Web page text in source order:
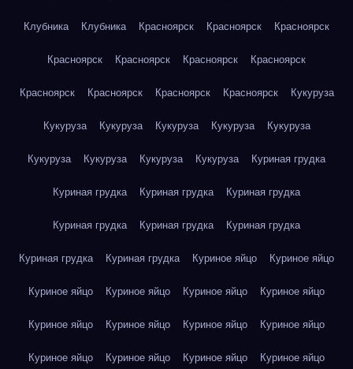
Клубника Клубника Красноярск Красноярск Красноярск
Красноярск Красноярск Красноярск Красноярск
Красноярск Красноярск Красноярск Красноярск Кукуруза
Кукуруза Кукуруза Кукуруза Кукуруза Кукуруза
Кукуруза Кукуруза Кукуруза Кукуруза Куриная грудка
Куриная грудка Куриная грудка Куриная грудка
Куриная грудка Куриная грудка Куриная грудка
Куриная грудка Куриная грудка Куриное яйцо Куриное яйцо
Куриное яйцо Куриное яйцо Куриное яйцо Куриное яйцо
Куриное яйцо Куриное яйцо Куриное яйцо Куриное яйцо
Куриное яйцо Куриное яйцо Куриное яйцо Куриное яйцо